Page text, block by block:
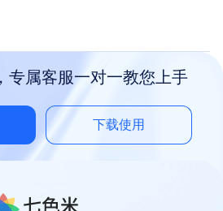
专属客服一对一教您上手
下载使用